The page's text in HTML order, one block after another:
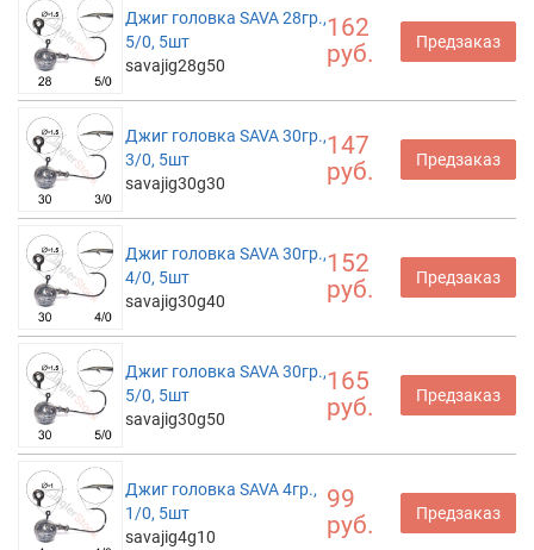
Джиг головка SAVA 28гр.,
5/0, 5шт
savajig28g50
162
руб.
Предзаказ
Джиг головка SAVA 30гр.,
3/0, 5шт
savajig30g30
147
руб.
Предзаказ
Джиг головка SAVA 30гр.,
4/0, 5шт
savajig30g40
152
руб.
Предзаказ
Джиг головка SAVA 30гр.,
5/0, 5шт
savajig30g50
165
руб.
Предзаказ
Джиг головка SAVA 4гр.,
1/0, 5шт
savajig4g10
99
руб.
Предзаказ